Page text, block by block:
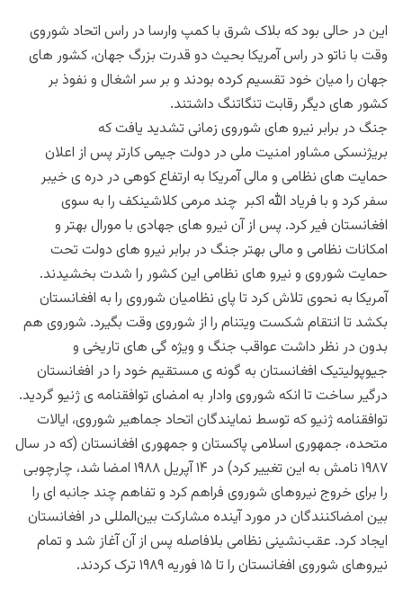
این در حالی بود که بلاک شرق با کمپ وارسا در راس اتحاد شوروی
وقت با ناتو در راس آمریکا بحیث دو قدرت بزرگ جهان، کشور های
جهان را میان خود تقسیم کرده بودند و بر سر اشغال و نفوذ بر
کشور های دیگر رقابت تنگاتنگ داشتند.
جنگ در برابر نیرو های شوروی زمانی تشدید یافت که
بریژنسکی مشاور امنیت ملی در دولت جیمی کارتر پس از اعلان
حمایت های نظامی و مالی آمریکا به ارتفاع کوهی در دره ی خیبر
سفر کرد و با فریاد الله اکبر چند مرمی کلاشینکف را به سوی
افغانستان فیر کرد. پس از آن نیرو های جهادی با مورال بهتر و
امکانات نظامی و مالی بهتر جنگ در برابر نیرو های دولت تحت
حمایت شوروی و نیرو های نظامی این کشور را شدت بخشیدند.
آمریکا به نحوی تلاش کرد تا پای نظامیان شوروی را به افغانستان
بکشد تا انتقام شکست ویتنام را از شوروی وقت بگیرد. شوروی هم
بدون در نظر داشت عواقب جنگ ‌و ویژه گی های تاریخی و
جیوپولیتیک افغانستان به گونه ی مستقیم خود را در افغانستان
درگیر ساخت تا انکه شوروی وادار به امضای توافقنامه ی ژنیو گردید.
توافقنامه ژنیو که توسط نمایندگان اتحاد جماهیر شوروی، ایالات
متحده، جمهوری اسلامی پاکستان و جمهوری افغانستان (که در سال
۱۹۸۷ نامش به این تغییر کرد) در ۱۴ آپریل ۱۹۸۸ امضا شد، چارچوبی
را برای خروج نیروهای شوروی فراهم کرد و تفاهم چند جانبه ای را
بین امضاکنندگان در مورد آینده مشارکت بین‌المللی در افغانستان
ایجاد کرد. عقب‌نشینی نظامی بلافاصله پس از آن آغاز شد و تمام
نیروهای شوروی افغانستان را تا ۱۵ فوریه ۱۹۸۹ ترک کردند.